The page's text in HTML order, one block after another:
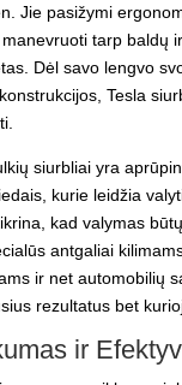
Jie pasižymi
tarp baldų
Dėl savo lengvo
Tesla
siurbliai yra
kurie leidžia
kad valymas
antgaliai
ir net automobilių
rezultatus bet
ir